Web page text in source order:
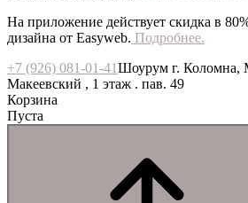
На приложение действует скидка в
дизайна от Easyweb. Подробнее.
+7 (926) 081-01-41Шоурум г. Коломна,
Макеевский , 1 этаж . пав. 49
Корзина
Пуста